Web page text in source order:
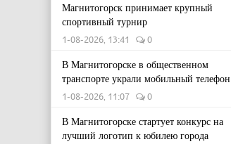
Магнитогорск принимает крупный
спортивный турнир
1-08-2026, 13:41 0
В Магнитогорске в общественном
транспорте украли мобильный телефон
1-08-2026, 11:07 0
В Магнитогорске стартует конкурс на
лучший логотип к юбилею города